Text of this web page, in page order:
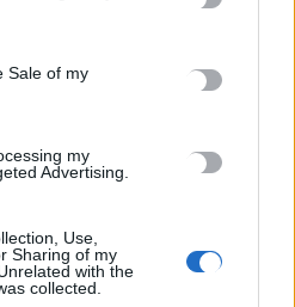
Sale of my
my
Advertising.
Use,
Sharing of my
with the
collected.
μοιραίο τροχαίο
παρέσυρε νύφη λίγες ώρες
#ΛΥΚΑΒΗΤΤΟΣ